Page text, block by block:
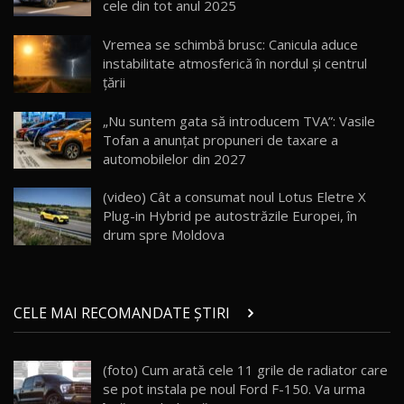
17
30:08
Noul Geely EX5 EM-i care a cucerit Moldova
AutoBlog.MD
23:36
20
Noul ZEEKR 7X / Test Drive AutoBlog.MD
29:08
21
AutoBlog.MD
16:59
22
Noua Mazda 6e / Test Drive AutoBlog.MD
26:59
cele din tot anul 2025
Vremea se schimbă brusc: Canicula aduce
instabilitate atmosferică în nordul și centrul
țării
„Nu suntem gata să introducem TVA”: Vasile
Tofan a anunțat propuneri de taxare a
automobilelor din 2027
(video) Cât a consumat noul Lotus Eletre X
Plug-in Hybrid pe autostrăzile Europei, în
drum spre Moldova
CELE MAI RECOMANDATE ȘTIRI
(foto) Cum arată cele 11 grile de radiator care
se pot instala pe noul Ford F-150. Va urma